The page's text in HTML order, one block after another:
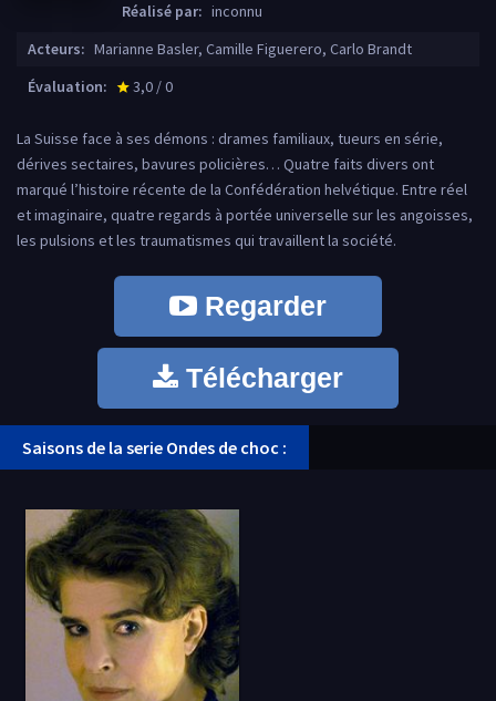
Réalisé par: inconnu
Acteurs: Marianne Basler, Camille Figuerero, Carlo Brandt
Évaluation:
star_rate
3,0 / 0
La Suisse face à ses démons : drames familiaux, tueurs en série,
dérives sectaires, bavures policières… Quatre faits divers ont
marqué l’histoire récente de la Confédération helvétique. Entre réel
et imaginaire, quatre regards à portée universelle sur les angoisses,
les pulsions et les traumatismes qui travaillent la société.
Regarder
Télécharger
Saisons de la serie Ondes de choc :